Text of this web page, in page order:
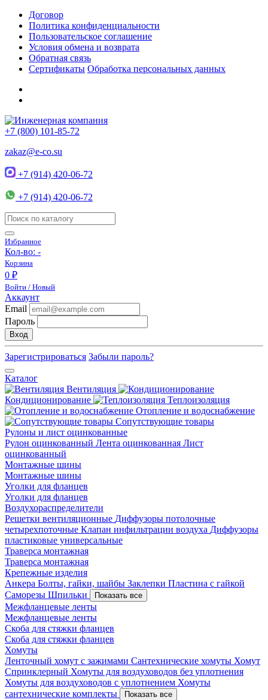
Договор
Политика конфиденциальности
Пользовательское соглашение
Условия обмена и возврата
Обратная связь
Сертификаты Обработка персональных данных
+7 (800) 101-85-72
zakaz@e-co.su
+7 (914) 420-06-72
+7 (914) 420-06-72
Избранное
Кол-во: -
Корзина
0 ₽
Войти / Новый
Аккаунт
Email
Пароль
Вход
Зарегистрироваться Забыли пароль?
Каталог
Вентиляция
Кондиционирование
Теплоизоляция
Отопление и водоснабжение
Сопутствующие товары
Рулоны и лист оцинкованные
Рулон оцинкованный Лента оцинкованная Лист
оцинкованный
Монтажные шины
Монтажные шины
Уголки для фланцев
Уголки для фланцев
Воздухораспределители
Решетки вентиляционные Диффузоры потолочные
четырехпоточные Клапан инфильтрации воздуха Диффузоры
пластиковые универсальные
Траверса монтажная
Траверса монтажная
Крепежные изделия
Анкера Болты, гайки, шайбы Заклепки Пластина с гайкой
Саморезы Шпильки Показать все
Межфланцевые ленты
Межфланцевые ленты
Скоба для стяжки фланцев
Скоба для стяжки фланцев
Хомуты
Ленточный хомут с зажимами Сантехнические хомуты Хомут
Спринклерный Хомуты для воздуховодов без уплотнения
Хомуты для воздуховодов с уплотнением Хомуты
сантехнические комплекты
Показать все